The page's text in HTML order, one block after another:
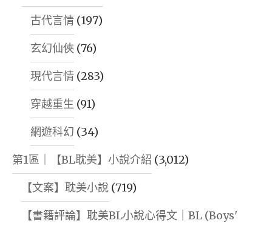
古代言情 (197)
玄幻仙俠 (76)
現代言情 (283)
穿越重生 (91)
網遊科幻 (34)
第1區｜【BL耽美】小說介紹 (3,012)
【文案】耽美小說 (719)
【書籍評論】耽美BL小說心得文｜BL (Boys'